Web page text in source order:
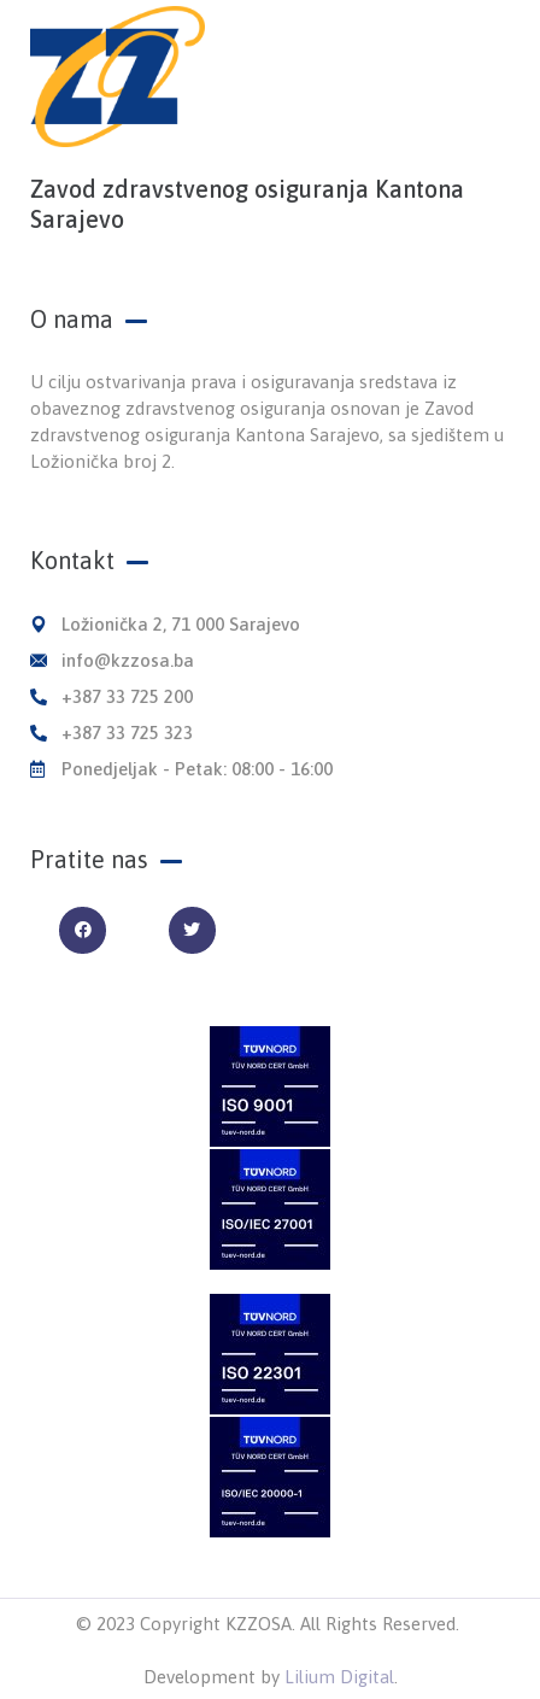
Zavod zdravstvenog osiguranja Kantona
Sarajevo
O nama
U cilju ostvarivanja prava i osiguravanja sredstava iz
obaveznog zdravstvenog osiguranja osnovan je Zavod
zdravstvenog osiguranja Kantona Sarajevo, sa sjedištem u
Ložionička broj 2.
Kontakt
Ložionička 2, 71 000 Sarajevo
info@kzzosa.ba
+387 33 725 200
+387 33 725 323
Ponedjeljak - Petak: 08:00 - 16:00
Pratite nas
© 2023 Copyright KZZOSA. All Rights Reserved.
Development by Lilium Digital